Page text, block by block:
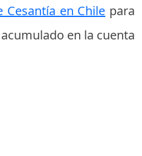
Cesantía en Chile para
en la cuenta